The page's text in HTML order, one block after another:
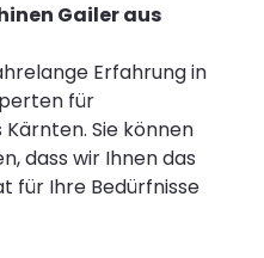
Gailer aus
Erfahrung in
für
Sie können
dass wir Ihnen das
für Ihre Bedürfnisse